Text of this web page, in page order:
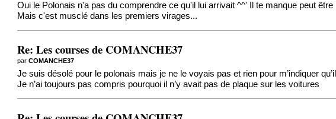
Oui le Polonais n'a pas du comprendre ce qu'il lui arrivait ^^' Il te manque peut
Mais c'est musclé dans les premiers virages...
Re: Les courses de COMANCHE37
parCOMANCHE37
Je suis désolé pour le polonais mais je ne le voyais pas et rien pour m’indiquer
Je n’ai toujours pas compris pourquoi il n’y avait pas de plaque sur les voitures